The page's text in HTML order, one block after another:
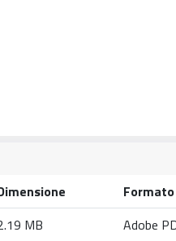
Formato
MB Adobe